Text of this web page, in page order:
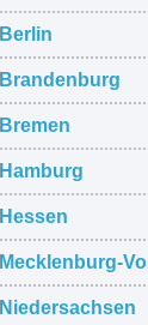
Berlin
Brandenburg
Bremen
Hamburg
Hessen
Mecklenburg-
Niedersachsen